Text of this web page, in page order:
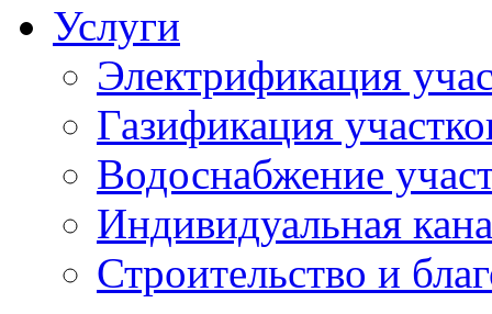
Услуги
Электрификация
Газификация
Водоснабжение
Индивидуальная
Строительство и